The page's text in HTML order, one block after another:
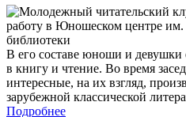
В его составе юноши и девушки
в книгу и чтение. Во время
интересные, на их взгляд,
зарубежной классической
Подробнее